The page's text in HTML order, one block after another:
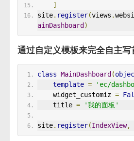
]
site. register(views .
ainDashboard)
通过自定义模板来完全自主写
class MainDashboard (
template =
'ec/
    widget_customiz
=
    title
= '我的面板'
site. register(IndexView,